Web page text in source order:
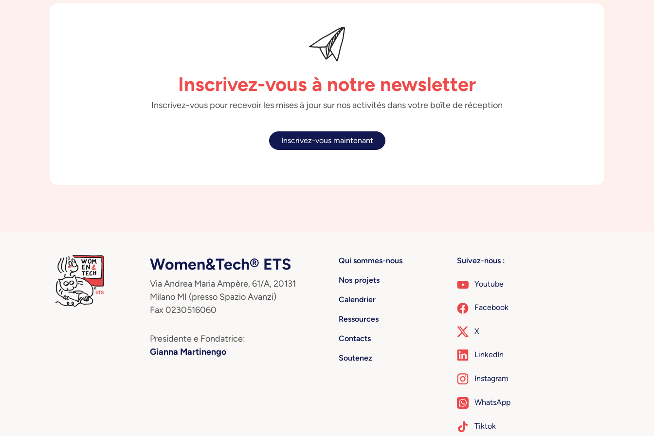
Inscrivez-vous à notre newsletter
Inscrivez-vous pour recevoir les mises à jour sur nos activités dans votre boîte de réception
Inscrivez-vous maintenant
Women&Tech® ETS
Via Andrea Maria Ampère, 61/A, 20131
Milano MI (presso Spazio Avanzi)
Fax 0230516060
Presidente e Fondatrice:
Gianna Martinengo
Qui sommes-nous
Nos projets
Calendrier
Ressources
Contacts
Soutenez
Suivez-nous :
Youtube
Facebook
X
LinkedIn
Instagram
WhatsApp
Tiktok